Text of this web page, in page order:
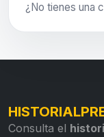
¿No tienes una
Consulta el